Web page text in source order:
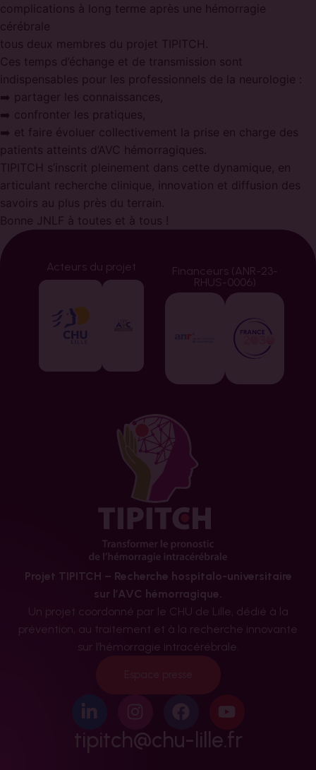
complications à long terme après une hémorragie
cérébrale
tous deux membres du projet TIPITCH.
Ces temps d’échange et de transmission sont
indispensables pour les professionnels de la neurologie :
➡️ partager les connaissances,
➡️ confronter les pratiques,
➡️ et faire évoluer collectivement la prise en charge des
patients atteints d’AVC hémorragiques.
TIPITCH s’inscrit pleinement dans cette dynamique, en
articulant recherche clinique, innovation et diffusion des
savoirs au plus près du terrain.
Bonne JNLF à toutes et à tous !
Acteurs du projet
Financeurs (ANR-23-
RHUS-0006)
Projet TIPITCH – Recherche hospitalo-universitaire
sur l’AVC hémorragique.
Un projet coordonné par le CHU de Lille, dédié à la
prévention, au traitement et à la recherche innovante
sur l’hémorragie intracérébrale.
tipitch@chu-lille.fr